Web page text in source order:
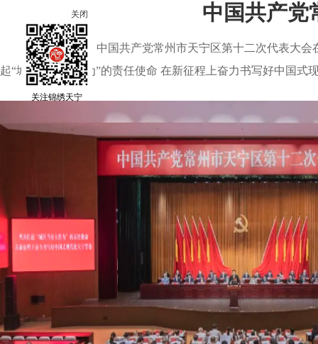
中国共产党
7月28日上午，中国共产党常州市天宁区第十二次代表大
起“城区当有大作为”的责任使命 在新征程上奋力书写好中国式
关闭
关注锦绣天宁